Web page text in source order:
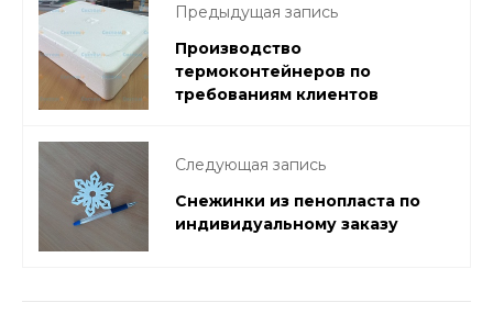
Предыдущая запись
Производство
термоконтейнеров по
требованиям клиентов
Следующая запись
Снежинки из пенопласта по
индивидуальному заказу